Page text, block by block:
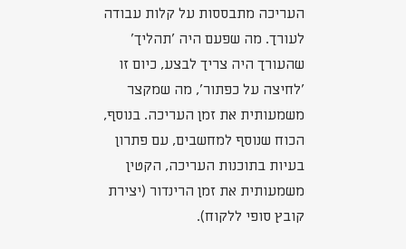
העריכה מתבססות על קלות עבודה
לעורך. מה שפעם היה 'תהליך'
שהעורך היה צריך לבצע, כיום זו
'לחיצה על כפתור', מה שמקצר
משמעותית את זמן העריכה. בנוסף,
הכוח שנוסף למחשבים, עם פתרון
בעיות בתוכנות העריכה, הקטין
משמעותית את זמן הרינדור (יצירת
קובץ סופי ללקוח).